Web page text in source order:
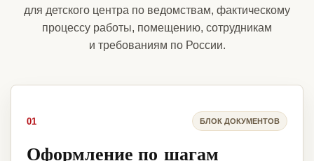
для детского центра по ведомствам, фактическому
процессу работы, помещению, сотрудникам
и требованиям по России.
01 БЛОК ДОКУМЕНТОВ
Оформление по шагам